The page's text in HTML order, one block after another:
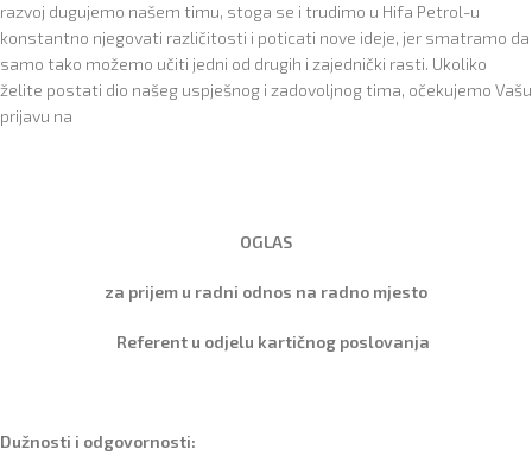
razvoj dugujemo našem timu, stoga se i trudimo u Hifa Petrol-u
konstantno njegovati različitosti i poticati nove ideje, jer smatramo da
samo tako možemo učiti jedni od drugih i zajednički rasti. Ukoliko
želite postati dio našeg uspješnog i zadovoljnog tima, očekujemo Vašu
prijavu na
OGLAS
za prijem u radni odnos na radno mjesto
Referent u odjelu kartičnog poslovanja
Dužnosti i odgovornosti: